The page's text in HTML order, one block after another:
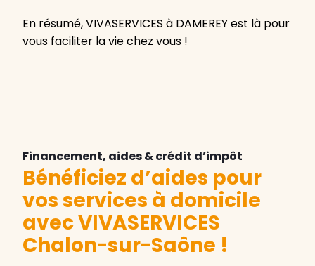
En résumé, VIVASERVICES à DAMEREY est là pour
vous faciliter la vie chez vous !
Financement, aides & crédit d’impôt
Bénéficiez d’aides pour
vos services à domicile
avec VIVASERVICES
Chalon-sur-Saône !